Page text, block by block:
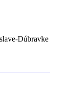
Dúbravke